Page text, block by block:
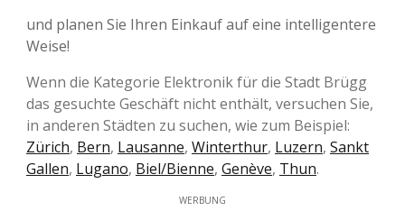
und planen Sie Ihren Einkauf auf eine intelligentere
Weise!
Wenn die Kategorie Elektronik für die Stadt Brügg
das gesuchte Geschäft nicht enthält, versuchen Sie,
in anderen Städten zu suchen, wie zum Beispiel:
Zürich, Bern, Lausanne, Winterthur, Luzern, Sankt
Gallen, Lugano, Biel/Bienne, Genève, Thun.
WERBUNG